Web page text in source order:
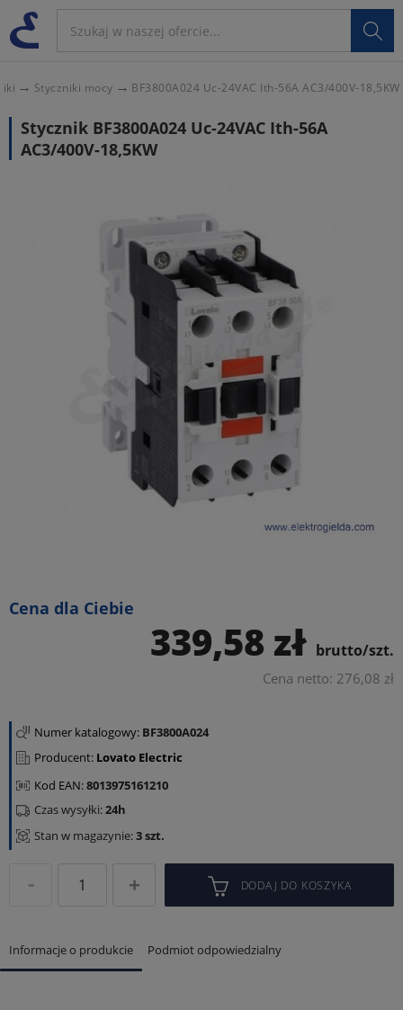

Styczniki mocy BF3800A024 Uc-24VAC Ith-56A AC3/400V-18,5KW
Stycznik BF3800A024 Uc-24VAC Ith-56A
AC3/400V-18,5KW
Cena dla Ciebie
339,58 zł brutto/szt.
Cena netto: 276,08 zł
Numer katalogowy: BF3800A024
Producent: Lovato Electric
Kod EAN:8013975161210
Stan w magazynie:3 szt.
Czas wysyłki:24h
DODAJ DO KOSZYKA
Informacje o produkcie Podmiot odpowiedzialny